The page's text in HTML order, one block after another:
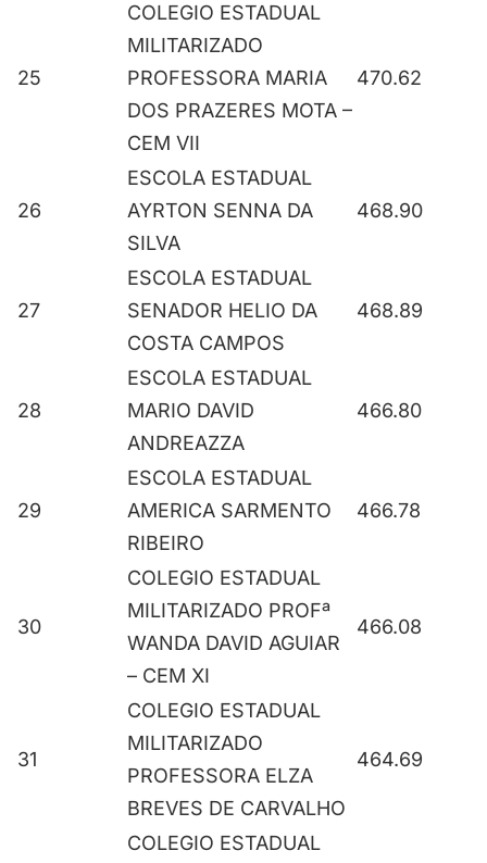
25
COLEGIO ESTADUAL
MILITARIZADO
PROFESSORA MARIA
DOS PRAZERES MOTA –
CEM VII
470.62
26
ESCOLA ESTADUAL
AYRTON SENNA DA
SILVA
468.90
27
ESCOLA ESTADUAL
SENADOR HELIO DA
COSTA CAMPOS
468.89
28
ESCOLA ESTADUAL
MARIO DAVID
ANDREAZZA
466.80
29
ESCOLA ESTADUAL
AMERICA SARMENTO
RIBEIRO
466.78
30
COLEGIO ESTADUAL
MILITARIZADO PROFª
WANDA DAVID AGUIAR
– CEM XI
466.08
31
COLEGIO ESTADUAL
MILITARIZADO
PROFESSORA ELZA
BREVES DE CARVALHO
464.69
COLEGIO ESTADUAL